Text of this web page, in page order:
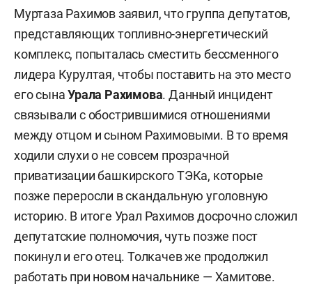
Муртаза Рахимов заявил, что группа депутатов,
представляющих топливно-энергетический
комплекс, попыталась сместить бессменного
лидера Курултая, чтобы поставить на это место
его сынаУрала Рахимова. Данный инцидент
связывали с обострившимися отношениями
между отцом и сыном Рахимовыми. В то время
ходили слухи о не совсем прозрачной
приватизации башкирского ТЭКа, которые
позже переросли в скандальную уголовную
историю. В итоге Урал Рахимов досрочно сложил
депутатские полномочия, чуть позже пост
покинул и его отец. Толкачев же продолжил
работать при новом начальнике — Хамитове.